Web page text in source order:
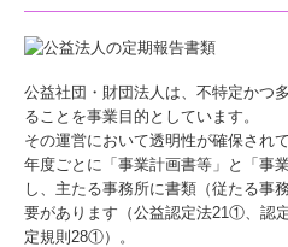
公益社団・財団法人は、不特定かつ
ることを事業目的としています。
その運営において透明性が確保され
年度ごとに「事業計画書等」と「事
し、主たる事務所に書類（従たる事
要があります（公益認定法21①、認
定規則28①）。